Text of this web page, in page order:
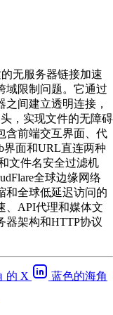
无服务器链接加速
域限制问题。它通过
间建立透明连接，
，实现文件的无障碍
含前端交互界面、代
界面和URL直连两种
文件名安全过滤机
全球边缘网络
和全球低延迟访问的
、API代理和媒体文
器架构和HTTP协议
的 X
蓝色的海角